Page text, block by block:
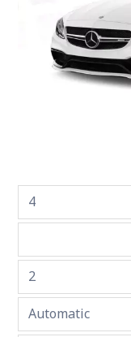
4
2
Automatic